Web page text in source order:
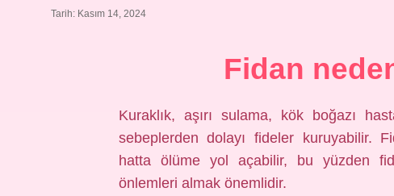
Tarih: Kasım 14, 2024
Fidan
Kuraklık, aşırı sulama, kök boğazı
sebeplerden dolayı fideler kuruyabilir.
hatta ölüme yol açabilir, bu yüzden
önlemleri almak önemlidir.